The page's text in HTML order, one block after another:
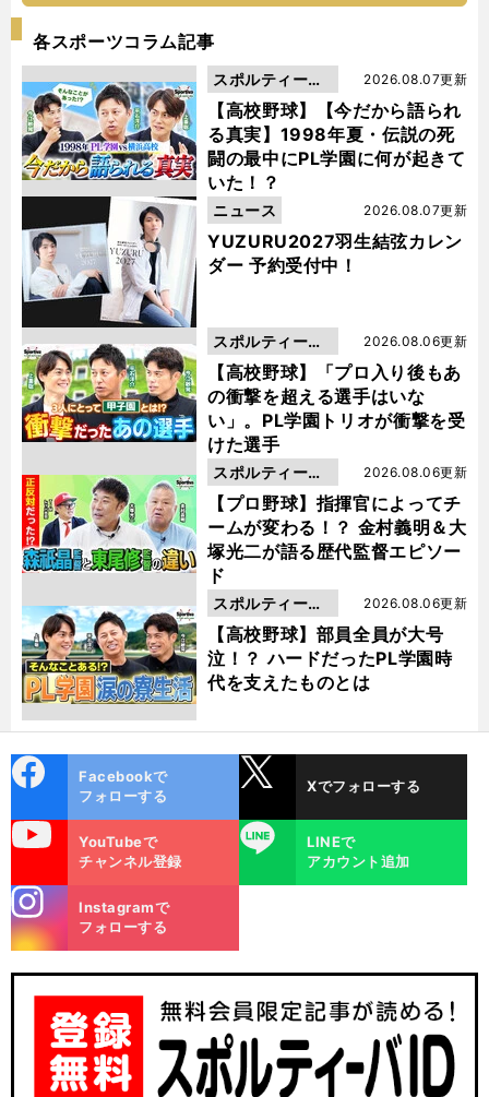
各スポーツコラム記事
【高校野球】【今だから語られ
る真実】1998年夏・伝説の死
闘の最中にPL学園に何が起きて
いた！？
2026.08.07更新
スポルティーバ
動画
YUZURU2027羽生結弦カレン
ダー 予約受付中！
2026.08.07更新
ニュース
【高校野球】「プロ入り後もあ
の衝撃を超える選手はいな
い」。PL学園トリオが衝撃を受
けた選手
2026.08.06更新
スポルティーバ
動画
【プロ野球】指揮官によってチ
ームが変わる！？ 金村義明＆大
塚光二が語る歴代監督エピソー
ド
2026.08.06更新
スポルティーバ
動画
【高校野球】部員全員が大号
泣！？ ハードだったPL学園時
代を支えたものとは
2026.08.06更新
スポルティーバ
動画
ok
Facebookで
フォローする
Xでフォローする
YouTubeで
チャンネル登録
LINE
LINEで
アカウント追加
m
Instagramで
フォローする